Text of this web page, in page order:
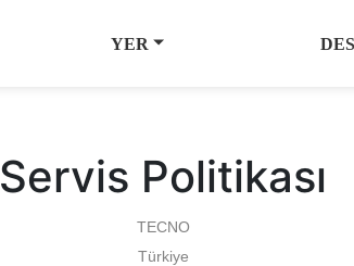
YER
Servis Politikası
TECNO
Türkiye